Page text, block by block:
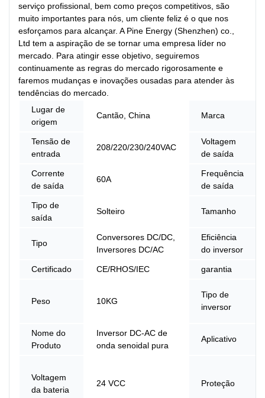
serviço profissional, bem como preços competitivos, são
muito importantes para nós, um cliente feliz é o que nos
esforçamos para alcançar. A Pine Energy (Shenzhen) co.,
Ltd tem a aspiração de se tornar uma empresa líder no
mercado. Para atingir esse objetivo, seguiremos
continuamente as regras do mercado rigorosamente e
faremos mudanças e inovações ousadas para atender às
tendências do mercado.
Lugar de
origem
Cantão, China Marca
Tensão de
entrada
208/220/230/240VAC
Voltagem
de saída
Corrente
de saída
60A
Frequência
de saída
Tipo de
saída
Solteiro Tamanho
Tipo
Conversores DC/DC,
Inversores DC/AC
Eficiência
do inversor
Certificado CE/RHOS/IEC garantia
Peso 10KG
Tipo de
inversor
Nome do
Produto
Inversor DC-AC de
onda senoidal pura
Aplicativo
Voltagem
da bateria
24 VCC Proteção